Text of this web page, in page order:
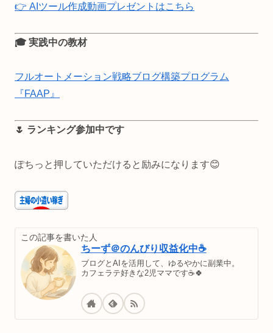
👉 AIツール作成動画プレゼントはこちら
🎓 実践中の教材
フルオートメーション戦略ブログ構築プログラム
『FAAP』
🌷 ランキング参加中です
ぽちっと押していただけると励みになります😊
この記事を書いた人
ちーず＠のんびり収益化中☕
ブログとAIを活用して、ゆるやかに副業中。
カフェラテ好きな2児ママです☕🍀